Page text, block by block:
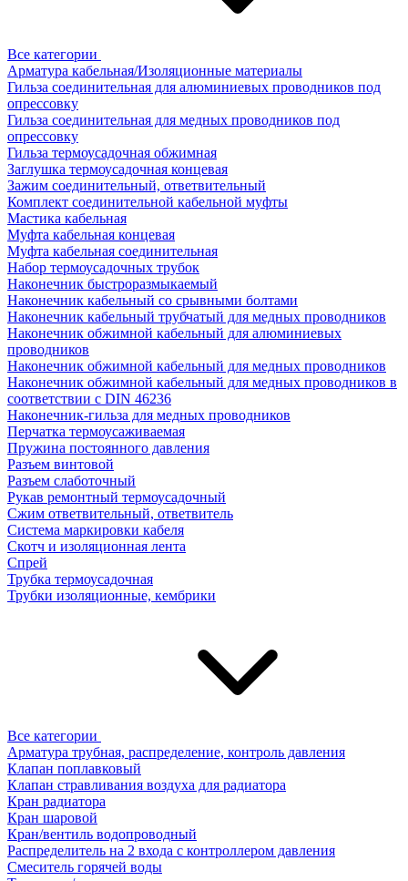
Все категории
Арматура кабельная/Изоляционные материалы
Гильза соединительная для алюминиевых проводников под
опрессовку
Гильза соединительная для медных проводников под
опрессовку
Гильза термоусадочная обжимная
Заглушка термоусадочная концевая
Зажим соединительный, ответвительный
Комплект соединительной кабельной муфты
Мастика кабельная
Муфта кабельная концевая
Муфта кабельная соединительная
Набор термоусадочных трубок
Наконечник быстроразмыкаемый
Наконечник кабельный со срывными болтами
Наконечник кабельный трубчатый для медных проводников
Наконечник обжимной кабельный для алюминиевых
проводников
Наконечник обжимной кабельный для медных проводников
Наконечник обжимной кабельный для медных проводников в
соответствии с DIN 46236
Наконечник-гильза для медных проводников
Перчатка термоусаживаемая
Пружина постоянного давления
Разъем винтовой
Разъем слаботочный
Рукав ремонтный термоусадочный
Сжим ответвительный, ответвитель
Система маркировки кабеля
Скотч и изоляционная лента
Спрей
Трубка термоусадочная
Трубки изоляционные, кембрики
Все категории
Арматура трубная, распределение, контроль давления
Клапан поплавковый
Клапан стравливания воздуха для радиатора
Кран радиатора
Кран шаровой
Кран/вентиль водопроводный
Распределитель на 2 входа с контроллером давления
Смеситель горячей воды